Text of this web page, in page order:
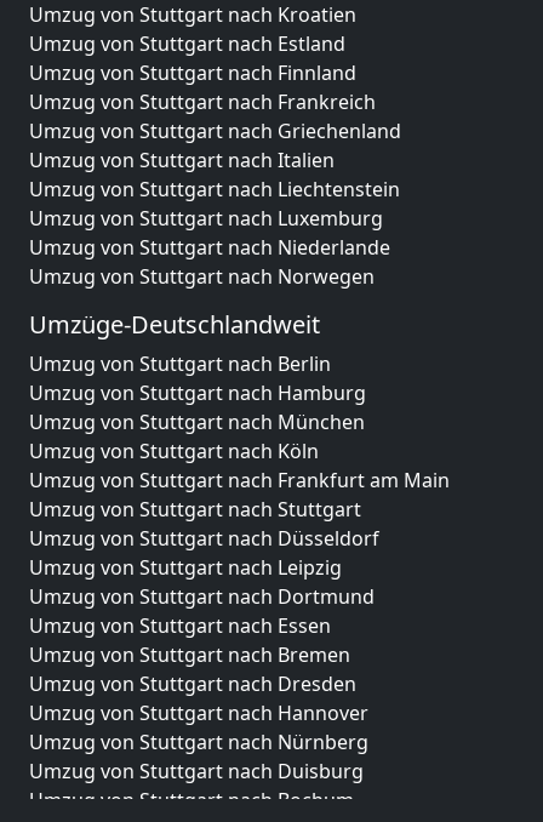
Umzug von Stuttgart nach Kroatien
Umzug von Stuttgart nach Estland
Umzug von Stuttgart nach Finnland
Umzug von Stuttgart nach Frankreich
Umzug von Stuttgart nach Griechenland
Umzug von Stuttgart nach Italien
Umzug von Stuttgart nach Liechtenstein
Umzug von Stuttgart nach Luxemburg
Umzug von Stuttgart nach Niederlande
Umzug von Stuttgart nach Norwegen
Umzüge-Deutschlandweit
Umzug von Stuttgart nach Berlin
Umzug von Stuttgart nach Hamburg
Umzug von Stuttgart nach München
Umzug von Stuttgart nach Köln
Umzug von Stuttgart nach Frankfurt am Main
Umzug von Stuttgart nach Stuttgart
Umzug von Stuttgart nach Düsseldorf
Umzug von Stuttgart nach Leipzig
Umzug von Stuttgart nach Dortmund
Umzug von Stuttgart nach Essen
Umzug von Stuttgart nach Bremen
Umzug von Stuttgart nach Dresden
Umzug von Stuttgart nach Hannover
Umzug von Stuttgart nach Nürnberg
Umzug von Stuttgart nach Duisburg
Umzug von Stuttgart nach Bochum